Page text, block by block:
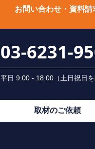
お問い合わせ・資料請
03-6231-
平⽇ 9:00 - 18:00（⼟⽇祝⽇を
取材のご依頼